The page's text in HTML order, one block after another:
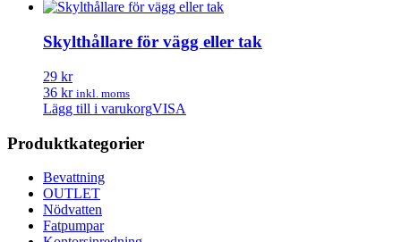
Skylthållare för vägg eller tak
29 kr
36 kr inkl. moms
Lägg till i varukorgVISA
Produktkategorier
Bevattning
OUTLET
Nödvatten
Fatpumpar